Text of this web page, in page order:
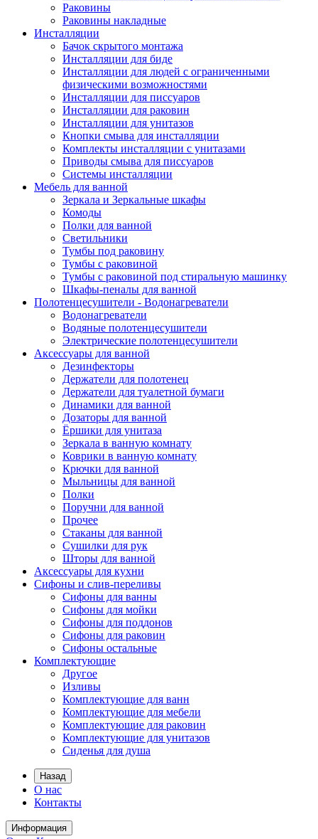
Раковины
Раковины накладные
Инсталляции
Бачок скрытого монтажа
Инсталляции для биде
Инсталляции для людей с ограниченными
физическими возможностями
Инсталляции для писсуаров
Инсталляции для раковин
Инсталляции для унитазов
Кнопки смыва для инсталляции
Комплекты инсталляции с унитазами
Приводы смыва для писсуаров
Системы инсталляции
Мебель для ванной
Зеркала и Зеркальные шкафы
Комоды
Полки для ванной
Светильники
Тумбы под раковину
Тумбы с раковиной
Тумбы с раковиной под стиральную машинку
Шкафы-пеналы для ванной
Полотенцесушители - Водонагреватели
Водонагреватели
Водяные полотенцесушители
Электрические полотенцесушители
Аксессуары для ванной
Дезинфекторы
Держатели для полотенец
Держатели для туалетной бумаги
Динамики для ванной
Дозаторы для ванной
Ёршики для унитаза
Зеркала в ванную комнату
Коврики в ванную комнату
Крючки для ванной
Мыльницы для ванной
Полки
Поручни для ванной
Прочее
Стаканы для ванной
Сушилки для рук
Шторы для ванной
Аксессуары для кухни
Сифоны и слив-переливы
Сифоны для ванны
Сифоны для мойки
Сифоны для поддонов
Сифоны для раковин
Сифоны остальные
Комплектующие
Другое
Изливы
Комплектующие для ванн
Комплектующие для мебели
Комплектующие для раковин
Комплектующие для унитазов
Сиденья для душа
Назад
О нас
Контакты
Информация